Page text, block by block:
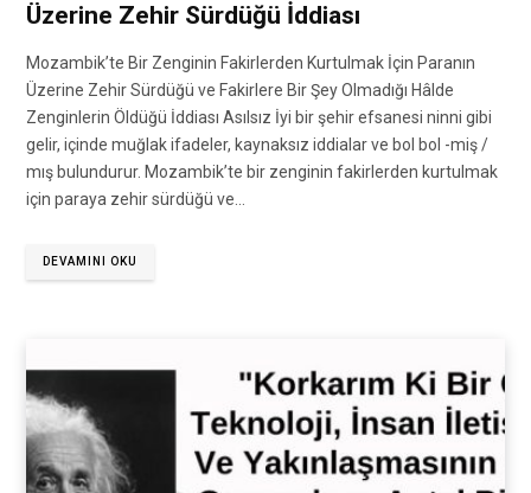
Üzerine Zehir Sürdüğü İddiası
Mozambik’te Bir Zenginin Fakirlerden Kurtulmak İçin Paranın
Üzerine Zehir Sürdüğü ve Fakirlere Bir Şey Olmadığı Hâlde
Zenginlerin Öldüğü İddiası Asılsız İyi bir şehir efsanesi ninni gibi
gelir, içinde muğlak ifadeler, kaynaksız iddialar ve bol bol -miş /
mış bulundurur. Mozambik’te bir zenginin fakirlerden kurtulmak
için paraya zehir sürdüğü ve…
DEVAMINI OKU